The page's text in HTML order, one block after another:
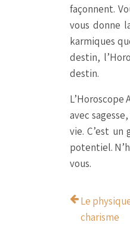
façonnent.
vous donne
karmiques
destin,
destin.
avec
vie. C’est
potentiel.
vous.
Le
charisme